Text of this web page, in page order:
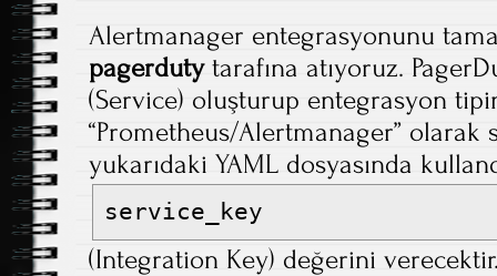
Alertmanager entegrasyonunu
pagerdutytarafına atıyoruz.
(Service) oluşturup entegrasyon
“Prometheus/Alertmanager” olarak
yukarıdaki YAML dosyasında
service_key
(Integration Key) değerini